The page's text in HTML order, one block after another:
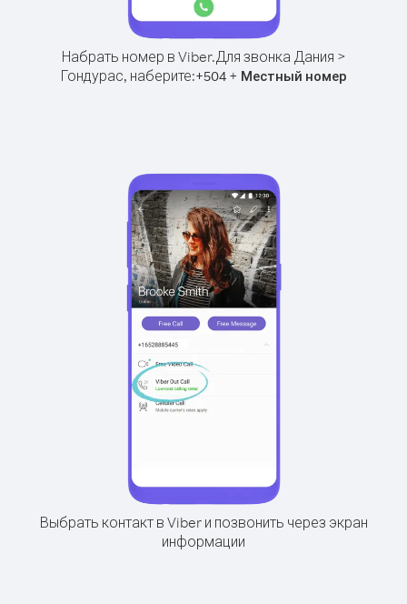
Набрать номер в Viber.Для звонка Дания >
Гондурас, наберите:+504+ Местный номер
Выбрать контакт в Viber и позвонить через экран
информации